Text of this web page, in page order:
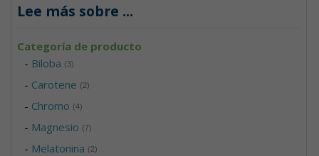
Lee más sobre ...
Categoría de producto
- Biloba (3)
- Carotene (2)
- Chromo (4)
- Magnesio (7)
- Melatonina (2)